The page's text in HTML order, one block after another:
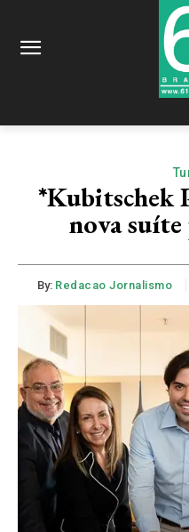
*Kubitschek
nova
By: Redacao Jornalismo